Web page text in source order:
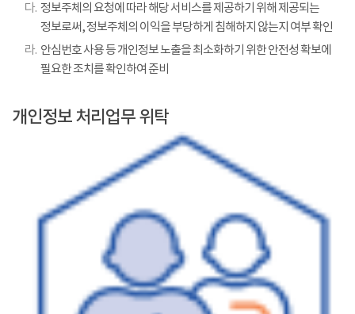
다. 정보주체의 요청에 따라 해당 서비스를 제공하기 위해 제공되는
정보로써, 정보주체의 이익을 부당하게 침해하지 않는지 여부 확인
라. 안심번호 사용 등 개인정보 노출을 최소화하기 위한 안전성 확보에
필요한 조치를 확인하여 준비
개인정보 처리업무 위탁